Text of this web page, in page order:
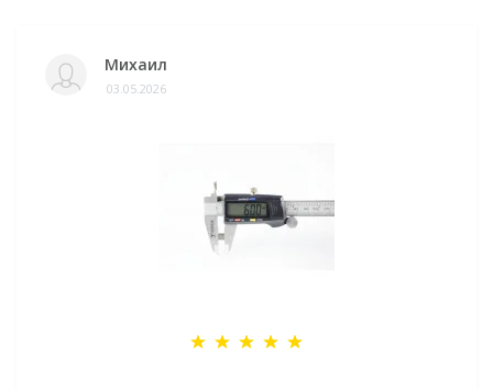
Михаил
03.05.2026